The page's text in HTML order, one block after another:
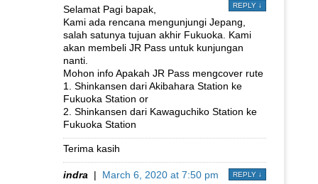
REPLY ↓
Selamat Pagi bapak,
Kami ada rencana mengunjungi Jepang,
salah satunya tujuan akhir Fukuoka. Kami
akan membeli JR Pass untuk kunjungan
nanti.
Mohon info Apakah JR Pass mengcover rute
1. Shinkansen dari Akibahara Station ke
Fukuoka Station or
2. Shinkansen dari Kawaguchiko Station ke
Fukuoka Station
Terima kasih
indra | March 6, 2020 at 7:50 pm REPLY ↓